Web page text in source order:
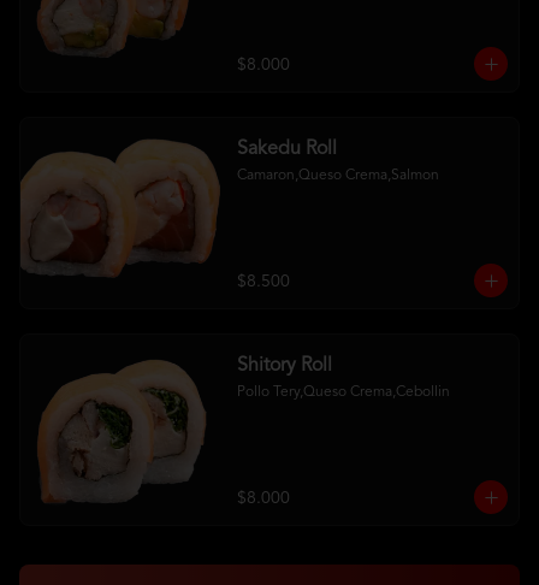
$8.000
Sakedu Roll
Camaron,Queso Crema,Salmon
$8.500
Shitory Roll
Pollo Tery,Queso Crema,Cebollin
$8.000